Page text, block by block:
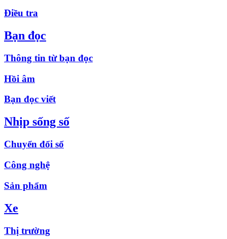
Điều tra
Bạn đọc
Thông tin từ bạn đọc
Hồi âm
Bạn đọc viết
Nhịp sống số
Chuyển đổi số
Công nghệ
Sản phẩm
Xe
Thị trường